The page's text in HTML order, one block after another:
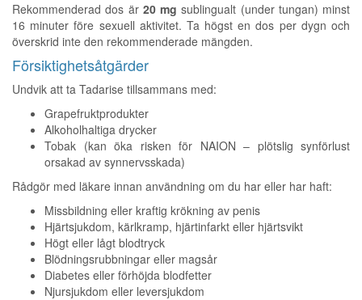
Rekommenderad dos är 20 mg sublingualt (under tungan) minst
16 minuter före sexuell aktivitet. Ta högst en dos per dygn och
överskrid inte den rekommenderade mängden.
Försiktighetsåtgärder
Undvik att ta Tadarise tillsammans med:
Grapefruktprodukter
Alkoholhaltiga drycker
Tobak (kan öka risken för NAION – plötslig synförlust
orsakad av synnervsskada)
Rådgör med läkare innan användning om du har eller har haft:
Missbildning eller kraftig krökning av penis
Hjärtsjukdom, kärlkramp, hjärtinfarkt eller hjärtsvikt
Högt eller lågt blodtryck
Blödningsrubbningar eller magsår
Diabetes eller förhöjda blodfetter
Njursjukdom eller leversjukdom